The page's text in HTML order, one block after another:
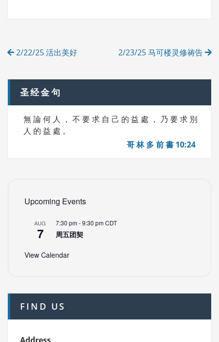
E
Post
2/22/25 活出美好 2/23/25 马可楼灵修祷告
圣经金句
無 論 何 人 ， 不 要 求 自 己 的 益 處 ， 乃 要 求 別
人 的 益 處 。
哥 林 多 前 書 10:24
Upcoming Events
AUG
7
7:30 pm-9:30 pmCDT
周五团契
View Calendar
FIND US